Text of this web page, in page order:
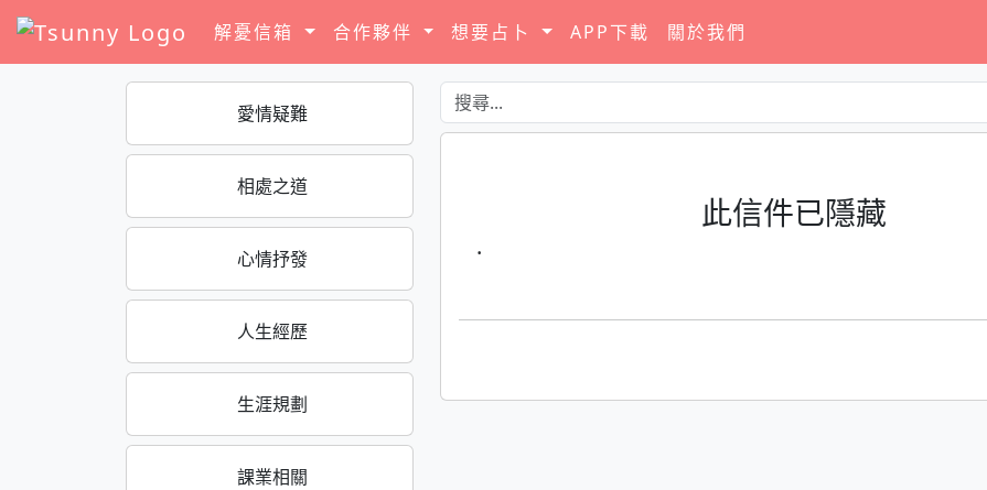
解憂信箱 合作夥伴 想要占卜 APP下載 關於我們
愛情疑難
相處之道
心情抒發
人生經歷
生涯規劃
課業相關
此信件已隱藏
·